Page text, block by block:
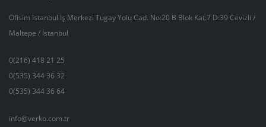
Ofisim İstanbul İş Merkezi Tugay Yolu Cad. No:20 B Blok Kat:7 D:39 Cevizli /
Maltepe / İstanbul
0(216) 418 21 25
0(535) 344 36 32
0(535) 344 36 64
info@verko.com.tr